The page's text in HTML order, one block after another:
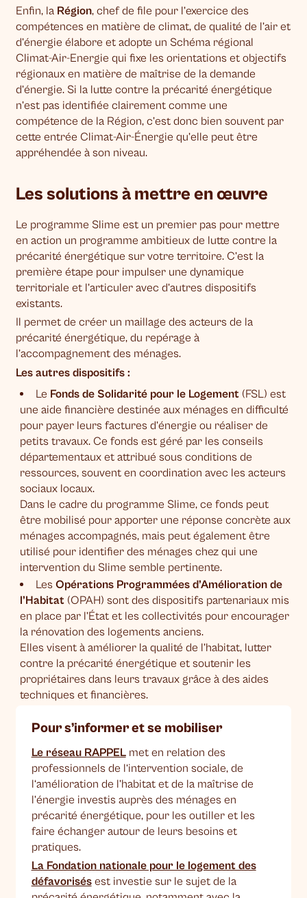
Enfin, la Région, chef de file pour l’exercice des
compétences en matière de climat, de qualité de l’air et
d’énergie élabore et adopte un Schéma régional
Climat-Air-Energie qui fixe les orientations et objectifs
régionaux en matière de maîtrise de la demande
d’énergie. Si la lutte contre la précarité énergétique
n’est pas identifiée clairement comme une
compétence de la Région, c’est donc bien souvent par
cette entrée Climat-Air-Énergie qu’elle peut être
appréhendée à son niveau.
Les solutions à mettre en œuvre
Le programme Slime est un premier pas pour mettre
en action un programme ambitieux de lutte contre la
précarité énergétique sur votre territoire. C’est la
première étape pour impulser une dynamique
territoriale et l’articuler avec d’autres dispositifs
existants.
Il permet de créer un maillage des acteurs de la
précarité énergétique, du repérage à
l’accompagnement des ménages.
Les autres dispositifs :
Le Fonds de Solidarité pour le Logement (FSL) est
une aide financière destinée aux ménages en difficulté
pour payer leurs factures d’énergie ou réaliser de
petits travaux. Ce fonds est géré par les conseils
départementaux et attribué sous conditions de
ressources, souvent en coordination avec les acteurs
sociaux locaux.
Dans le cadre du programme Slime, ce fonds peut
être mobilisé pour apporter une réponse concrète aux
ménages accompagnés, mais peut également être
utilisé pour identifier des ménages chez qui une
intervention du Slime semble pertinente.
Les Opérations Programmées d’Amélioration de
l’Habitat (OPAH) sont des dispositifs partenariaux mis
en place par l’État et les collectivités pour encourager
la rénovation des logements anciens.
Elles visent à améliorer la qualité de l’habitat, lutter
contre la précarité énergétique et soutenir les
propriétaires dans leurs travaux grâce à des aides
techniques et financières.
Pour s’informer et se mobiliser
Le réseau RAPPELmet en relation des
professionnels de l‘intervention sociale, de
l‘amélioration de l’habitat et de la maîtrise de
l’énergie investis auprès des ménages en
précarité énergétique, pour les outiller et les
faire échanger autour de leurs besoins et
pratiques.
La Fondation nationale pour le logement des
défavorisésest investie sur le sujet de la